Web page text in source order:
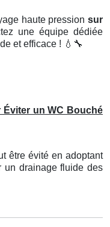
haute pressionsur
une équipe dédiée
et efficace ! 💧🔧
Éviter un WC Bouché
être évité en adoptant
un drainage fluide des